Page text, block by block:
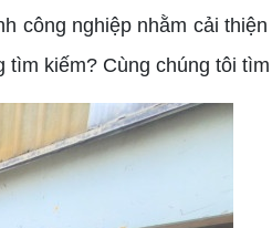
công nghiệp nhằm cải
tìm kiếm? Cùng chúng tôi